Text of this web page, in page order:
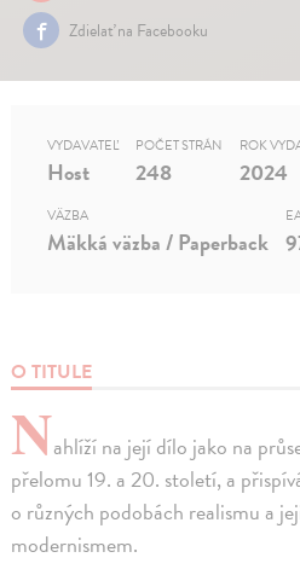
Zdielať na Facebooku
O TITULE
Nahlíží na její dílo jako na
přelomu 19. a 20. století, a
o různých podobách realismu a
modernismem.
VYDAVATEĽ
Host
POČET STRÁN
248
ROK
2024
VÄZBA
Mäkká väzba / Paperback